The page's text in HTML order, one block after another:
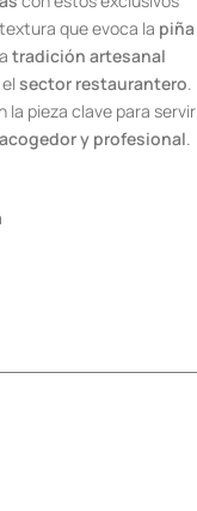
que evoca la piña
tradición artesanal
sector restaurantero
la pieza clave para servir
y profesional